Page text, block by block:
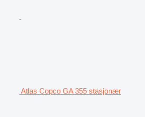
Atlas Copco GA 355 stasjonær